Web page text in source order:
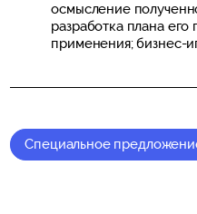
осмысление
разработка плана его
применения; бизнес-
Специальное